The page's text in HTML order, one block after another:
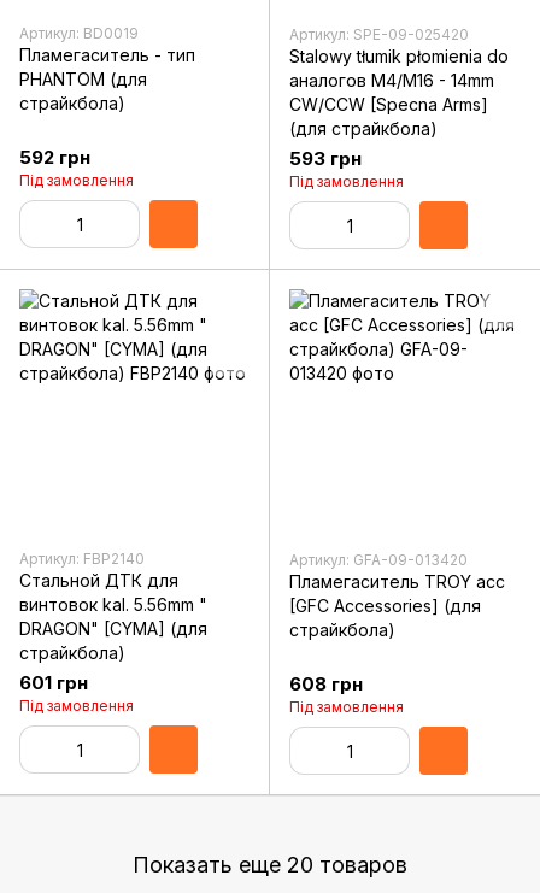
Артикул: BD0019
Пламегаситель - тип
PHANTOM (для
страйкбола)
592 грн
Під замовлення
Артикул: SPE-09-025420
Stalowy tłumik płomienia do
аналогов M4/M16 - 14mm
CW/CCW [Specna Arms]
(для страйкбола)
593 грн
Під замовлення
Артикул: FBP2140
Стальной ДТК для
винтовок kal. 5.56mm "
DRAGON" [CYMA] (для
страйкбола)
601 грн
Під замовлення
Артикул: GFA-09-013420
Пламегаситель TROY acc
[GFC Accessories] (для
страйкбола)
608 грн
Під замовлення
Показать еще 20 товаров